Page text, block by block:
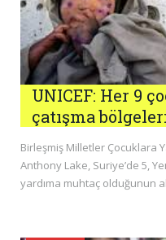
UNICEF: Her 9
çatışma
Birleşmiş Milletler Çocuklara
Anthony Lake, Suriye’de 5,
yardıma muhtaç olduğunun